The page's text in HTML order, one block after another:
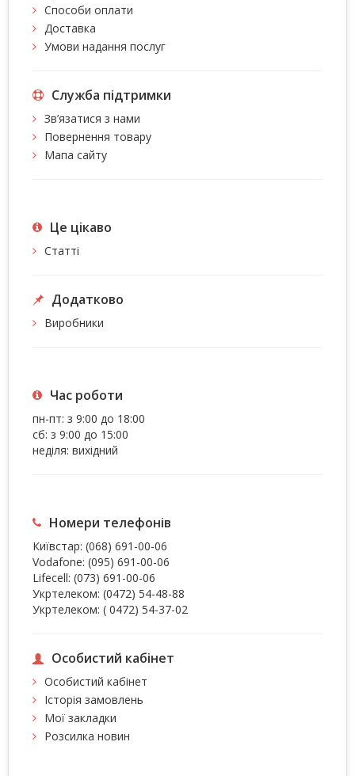
Способи оплати
Доставка
Умови надання послуг
Служба підтримки
Зв’язатися з нами
Повернення товару
Мапа сайту
Це цiкаво
Статті
Додатково
Виробники
Час роботи
пн-пт: з 9:00 до 18:00
сб: з 9:00 до 15:00
неділя: вихідний
Номери телефонів
Київстар: (068) 691-00-06
Vodafone: (095) 691-00-06
Lifecell: (073) 691-00-06
Укртелеком: (0472) 54-48-88
Укртелеком: ( 0472) 54-37-02
Особистий кабінет
Особистий кабінет
Історія замовлень
Мої закладки
Розсилка новин